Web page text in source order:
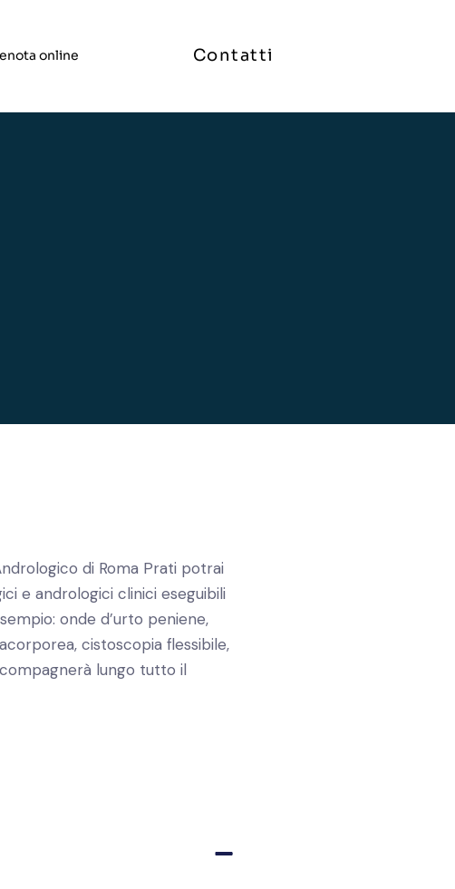
online Contatti
di Roma Prati potrai
e andrologici clinici eseguibili
onde d’urto peniene,
cistoscopia flessibile,
lungo tutto il